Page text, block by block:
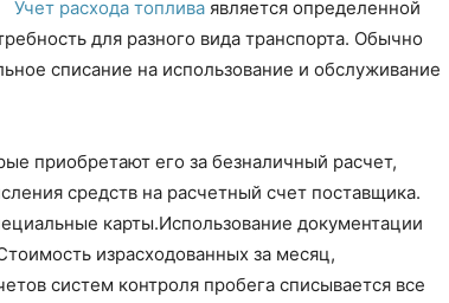
Учет расхода топлива является определенной
для разного вида транспорта. Обычно
списание на использование и обслуживание
приобретают его за безналичный расчет,
средств на расчетный счет поставщика.
карты.Использование документации
израсходованных за месяц,
систем контроля пробега списывается все